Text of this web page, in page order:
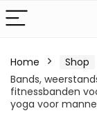
Home Shop
Bands,
fitnessbanden
yoga voor